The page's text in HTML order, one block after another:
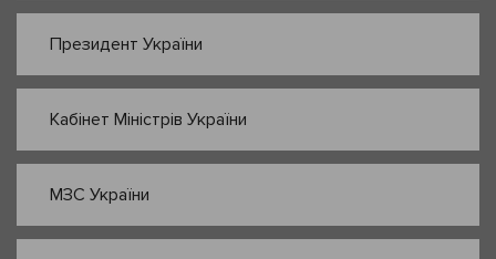
Президент України
Кабінет Міністрів України
МЗС України